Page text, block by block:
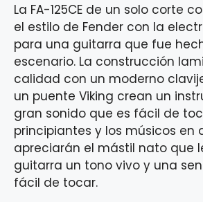
La FA-125CE de un solo corte
el estilo de Fender con la
para una guitarra que fue
escenario. La construcción
calidad con un moderno
un puente Viking crean un
gran sonido que es fácil de
principiantes y los músicos en
apreciarán el mástil nato que
guitarra un tono vivo y una
fácil de tocar.